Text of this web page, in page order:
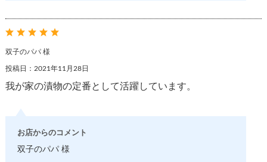
双子のパパ 様
投稿日：2021年11月28日
我が家の漬物の定番として活躍しています。
お店からのコメント
双子のパパ 様